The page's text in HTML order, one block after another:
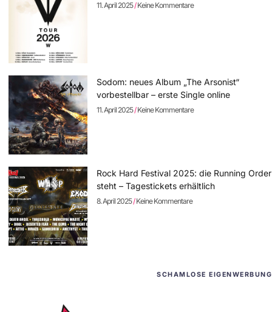
11. April 2025 Keine Kommentare
Sodom: neues Album „The Arsonist“
vorbestellbar – erste Single online
11. April 2025 Keine Kommentare
Rock Hard Festival 2025: die Running Order
steht – Tagestickets erhältlich
8. April 2025 Keine Kommentare
SCHAMLOSE EIGENWERBUNG